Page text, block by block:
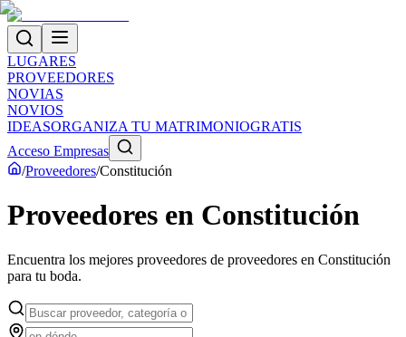
LUGARES
PROVEEDORES
NOVIAS
NOVIOS
IDEASORGANIZA TU MATRIMONIOGRATIS
Acceso Empresas
/Proveedores/Constitución
Proveedores en Constitución
Encuentra los mejores proveedores de proveedores en Constitución
para tu boda.